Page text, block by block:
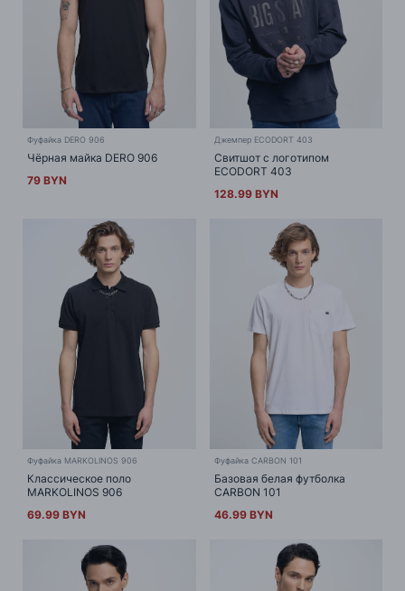
Фуфайка DERO 906
Чёрная майка DERO 906
79 BYN
Джемпер ECODORT 403
Свитшот с логотипом
ECODORT 403
128.99 BYN
Фуфайка MARKOLINOS 906
Классическое поло
MARKOLINOS 906
69.99 BYN
Фуфайка CARBON 101
Базовая белая футболка
CARBON 101
46.99 BYN